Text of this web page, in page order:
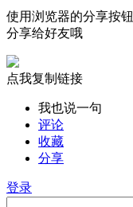
使用浏览器的分享按钮
分享给好友哦
点我复制链接
我也说一句
评论
收藏
分享
登录